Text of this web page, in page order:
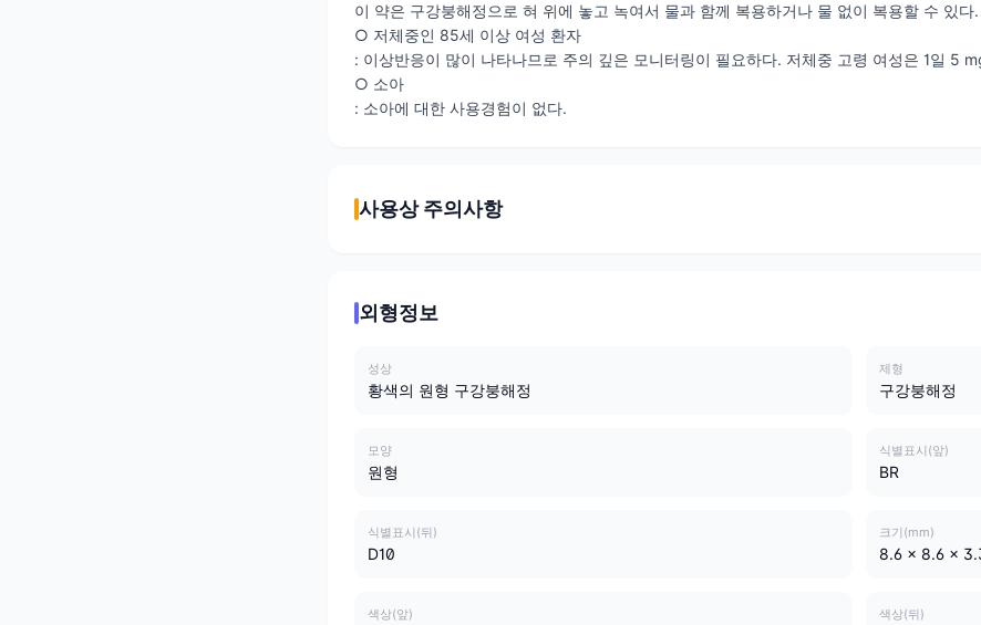
이 약은 구강붕해정으로 혀 위에 놓고 녹여서 물과 함께 복용하거나 물 없이 복용할 수 있다.
○ 저체중인 85세 이상 여성 환자
: 이상반응이 많이 나타나므로 주의 깊은 모니터링이 필요하다. 저체중 고령 여성은 1일 5
○ 소아
: 소아에 대한 사용경험이 없다.
사용상 주의사항
외형정보
성상
황색의 원형 구강붕해정
제형
구강붕해정
모양
원형
식별표시(앞)
BR
식별표시(뒤)
D10
크기(mm)
8.6 x 8.6 x
색상(앞) 색상(뒤)